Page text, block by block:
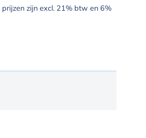
zijn excl. 21% btw en 6%